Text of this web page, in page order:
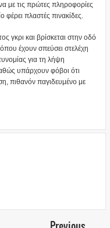
με τις πρώτες πληροφορίες
φέρει πλαστές πινακίδες.
γκρι και βρίσκεται στην οδό
έχουν σπεύσει στελέχη
για τη λήψη
υπάρχουν φόβοι ότι
πιθανόν παγιδευμένο με